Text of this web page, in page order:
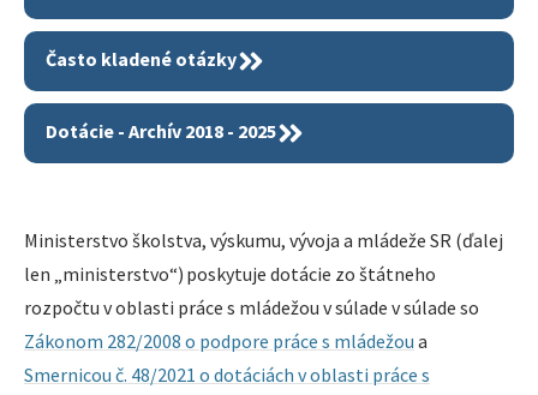
Často kladené otázky
Dotácie - Archív 2018 - 2025
Ministerstvo školstva, výskumu, vývoja a mládeže SR (ďalej
len „ministerstvo“) poskytuje dotácie zo štátneho
rozpočtu v oblasti práce s mládežou v súlade v súlade so
Zákonom 282/2008 o podpore práce s mládežou a
Smernicou č. 48/2021 o dotáciách v oblasti práce s